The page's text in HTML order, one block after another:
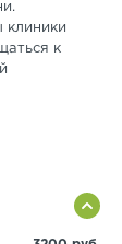
клиники
к